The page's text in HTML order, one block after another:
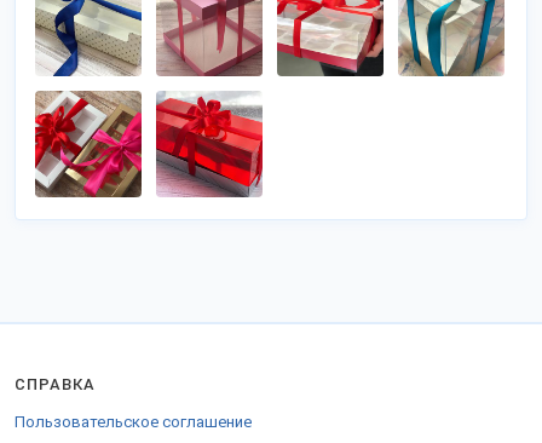
СПРАВКА
Пользовательское соглашение